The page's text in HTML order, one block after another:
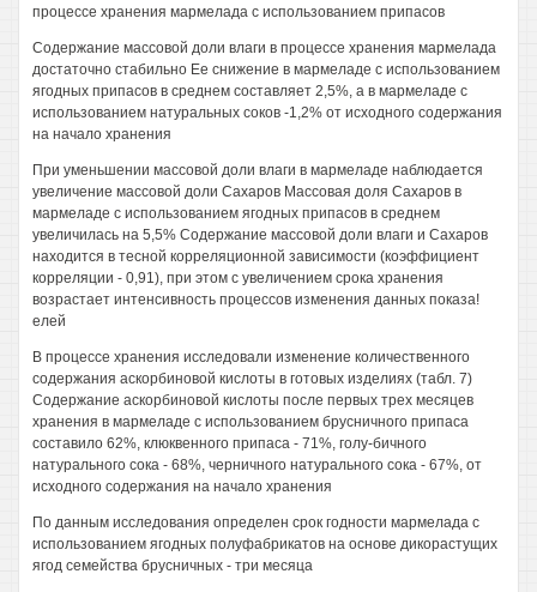
процессе хранения мармелада с использованием припасов
Содержание массовой доли влаги в процессе хранения мармелада
достаточно стабильно Ее снижение в мармеладе с использованием
ягодных припасов в среднем составляет 2,5%, а в мармеладе с
использованием натуральных соков -1,2% от исходного содержания
на начало хранения
При уменьшении массовой доли влаги в мармеладе наблюдается
увеличение массовой доли Сахаров Массовая доля Сахаров в
мармеладе с использованием ягодных припасов в среднем
увеличилась на 5,5% Содержание массовой доли влаги и Сахаров
находится в тесной корреляционной зависимости (коэффициент
корреляции - 0,91), при этом с увеличением срока хранения
возрастает интенсивность процессов изменения данных показа!
елей
В процессе хранения исследовали изменение количественного
содержания аскорбиновой кислоты в готовых изделиях (табл. 7)
Содержание аскорбиновой кислоты после первых трех месяцев
хранения в мармеладе с использованием брусничного припаса
составило 62%, клюквенного припаса - 71%, голу-бичного
натурального сока - 68%, черничного натурального сока - 67%, от
исходного содержания на начало хранения
По данным исследования определен срок годности мармелада с
использованием ягодных полуфабрикатов на основе дикорастущих
ягод семейства брусничных - три месяца